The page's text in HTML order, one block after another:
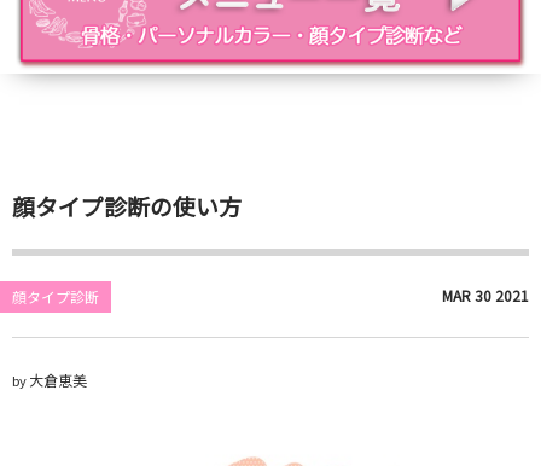
顔タイプ診断の使い方
顔タイプ診断 MAR30 2021
by大倉恵美